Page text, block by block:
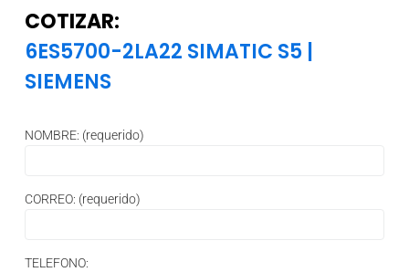
COTIZAR:
6ES5700-2LA22 SIMATIC S5 |
SIEMENS
NOMBRE: (requerido)
CORREO: (requerido)
TELEFONO: